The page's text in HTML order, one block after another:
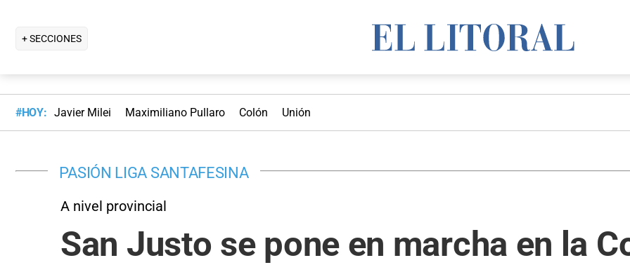
+ SECCIONES
#HOY: Javier Milei Maximiliano Pullaro Colón Unión
PASIÓN LIGA SANTAFESINA
A nivel provincial
San Justo se pone en marcha en la